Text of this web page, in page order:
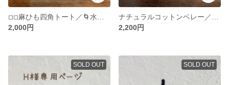
2,000円
2,200円
SOLD OUT SOLD OUT